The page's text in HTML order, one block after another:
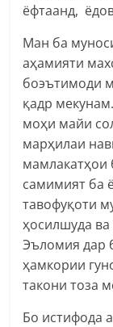
ёфтаанд,
Ман ба
аҳамияти
боэътимоди
қадр
моҳи майи
марҳилаи
мамлакатҳои
самимият ба
тавофуқоти
ҳосилшуда
Эъломия дар
ҳамкории
такони тоза
Бо истифода